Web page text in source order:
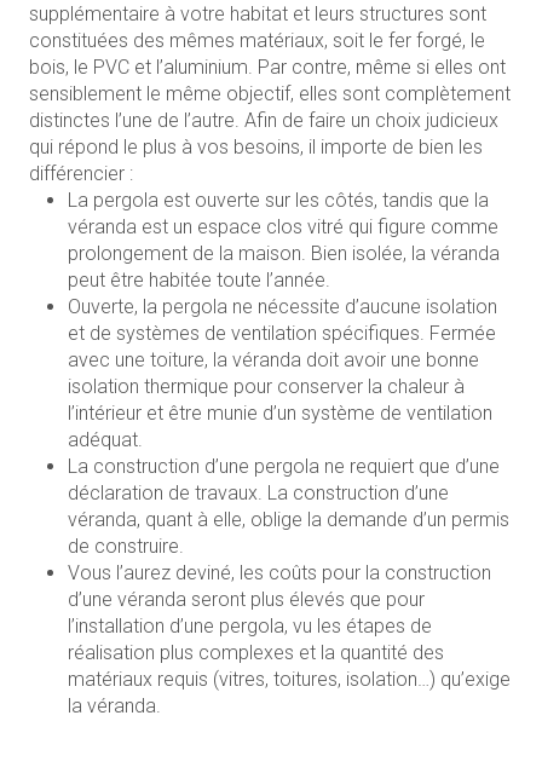
supplémentaire à votre habitat et leurs structures sont
constituées des mêmes matériaux, soit le fer forgé, le
bois, le PVC et l’aluminium. Par contre, même si elles ont
sensiblement le même objectif, elles sont complètement
distinctes l’une de l’autre. Afin de faire un choix judicieux
qui répond le plus à vos besoins, il importe de bien les
différencier :
La pergola est ouverte sur les côtés, tandis que la
véranda est un espace clos vitré qui figure comme
prolongement de la maison. Bien isolée, la véranda
peut être habitée toute l’année.
Ouverte, la pergola ne nécessite d’aucune isolation
et de systèmes de ventilation spécifiques. Fermée
avec une toiture, la véranda doit avoir une bonne
isolation thermique pour conserver la chaleur à
l’intérieur et être munie d’un système de ventilation
adéquat.
La construction d’une pergola ne requiert que d’une
déclaration de travaux. La construction d’une
véranda, quant à elle, oblige la demande d’un permis
de construire.
Vous l’aurez deviné, les coûts pour la construction
d’une véranda seront plus élevés que pour
l’installation d’une pergola, vu les étapes de
réalisation plus complexes et la quantité des
matériaux requis (vitres, toitures, isolation…) qu’exige
la véranda.